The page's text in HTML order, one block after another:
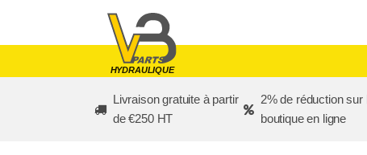
HYDRAULIQUE
Livraison gratuite à partir
de €250 HT
2% de réduction sur
boutique en ligne